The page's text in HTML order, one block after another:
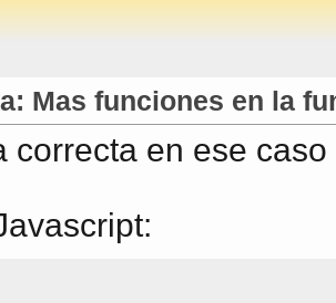
Mas funciones en la
correcta en ese
: